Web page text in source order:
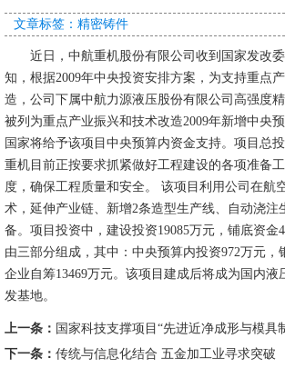
文章标签：精密铸件
近日，中航重机股份有限公司收到国家发改委
知，根据2009年中央投资安排方案，为支持重点
造，公司下属中航力源液压股份有限公司高强度
被列为重点产业振兴和技术改造2009年新增中央
国家将给予该项目中央预算内资金支持。项目总
重机目前正按要求抓紧做好工程建设的各项准备
度，确保工程质量和安全。 该项目利用公司在航
术，延伸产业链、新增2条造型生产线、自动浇注
备。项目投资中，建设投资19085万元，铺底资金
由三部分组成，其中：中央预算内投资972万元，
企业自筹13469万元。该项目建成后将成为国内液
发基地。
上一条： 国家科技支撑项目“先进近净成形与模具
下一条： 传统与信息化结合 五金加工业寻求突破